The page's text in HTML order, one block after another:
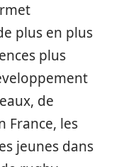
plus en plus
plus
de
France, les
jeunes dans